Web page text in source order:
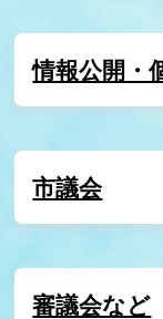
情報公開・
市議会
審議会など